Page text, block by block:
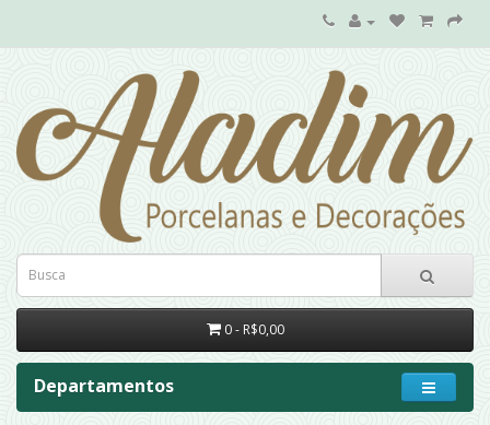
0 - R$0,00
Departamentos